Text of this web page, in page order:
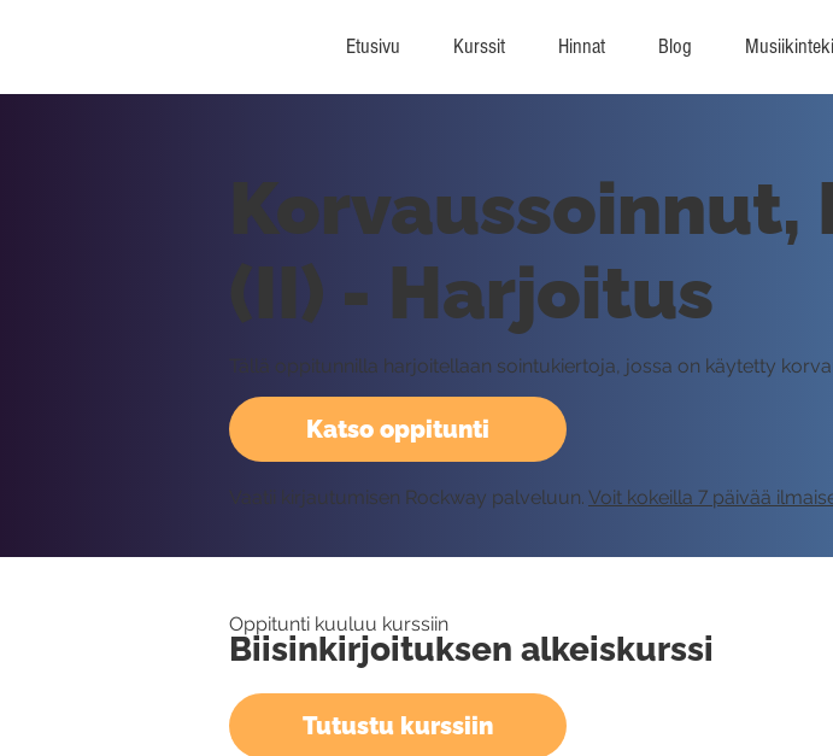
Etusivu Kurssit Hinnat Blog
Katso oppitunti
Korvaussoinnut,
(II) - Harjoitus
Tällä oppitunnilla harjoitellaan sointukiertoja, jossa on käytetty
Vaatii kirjautumisen Rockway palveluun. Voit kokeilla 7 päivää
Oppitunti kuuluu kurssiin
Biisinkirjoituksen alkeiskurssi
Tutustu kurssiin